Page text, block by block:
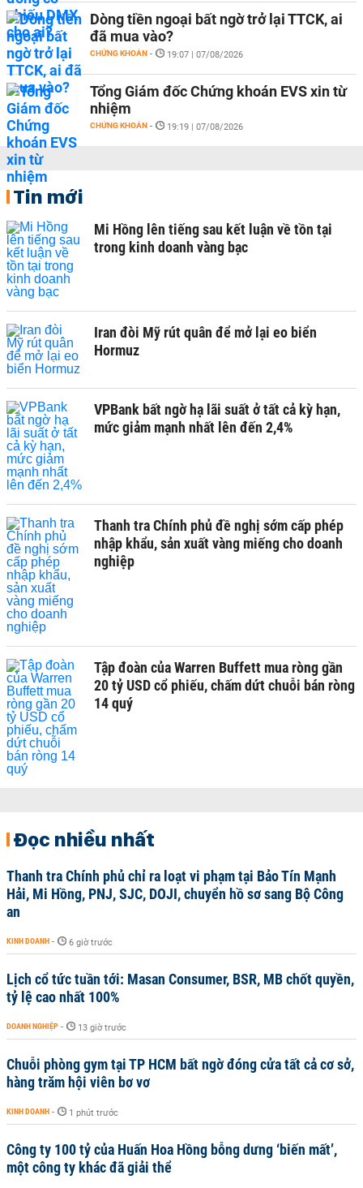
Dòng tiền ngoại bất ngờ trở lại TTCK, ai
đã mua vào?
CHỨNG KHOÁN - 19:07 | 07/08/2026
Tổng Giám đốc Chứng khoán EVS xin từ
nhiệm
CHỨNG KHOÁN - 19:19 | 07/08/2026
Tin mới
Mi Hồng lên tiếng sau kết luận về tồn tại
trong kinh doanh vàng bạc
Iran đòi Mỹ rút quân để mở lại eo biển
Hormuz
VPBank bất ngờ hạ lãi suất ở tất cả kỳ hạn,
mức giảm mạnh nhất lên đến 2,4%
Thanh tra Chính phủ đề nghị sớm cấp phép
nhập khẩu, sản xuất vàng miếng cho doanh
nghiệp
Tập đoàn của Warren Buffett mua ròng gần
20 tỷ USD cổ phiếu, chấm dứt chuỗi bán ròng
14 quý
Đọc nhiều nhất
Thanh tra Chính phủ chỉ ra loạt vi phạm tại Bảo Tín Mạnh
Hải, Mi Hồng, PNJ, SJC, DOJI, chuyển hồ sơ sang Bộ Công
an
KINH DOANH - 6 giờ trước
Lịch cổ tức tuần tới: Masan Consumer, BSR, MB chốt quyền,
tỷ lệ cao nhất 100%
DOANH NGHIỆP - 13 giờ trước
Chuỗi phòng gym tại TP HCM bất ngờ đóng cửa tất cả cơ sở,
hàng trăm hội viên bơ vơ
KINH DOANH - 1 phút trước
Công ty 100 tỷ của Huấn Hoa Hồng bỗng dưng ‘biến mất’,
một công ty khác đã giải thể